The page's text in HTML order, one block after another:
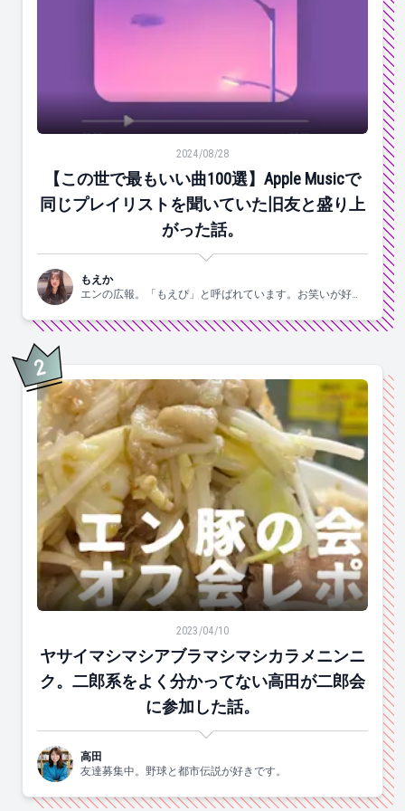
【この世で最もいい曲100選】Apple Musicで同じプレ
2024/08/28
【この世で最もいい曲100選】Apple Musicで
同じプレイリストを聞いていた旧友と盛り上
がった話。
もえか
エンの広報。「もえぴ」と呼ばれています。お笑いが好
2位
ヤサイマシマシアブラマシマシカラメニンニク。二郎
2023/04/10
ヤサイマシマシアブラマシマシカラメニンニ
ク。二郎系をよく分かってない高田が二郎会
に参加した話。
高田
友達募集中。野球と都市伝説が好きです。